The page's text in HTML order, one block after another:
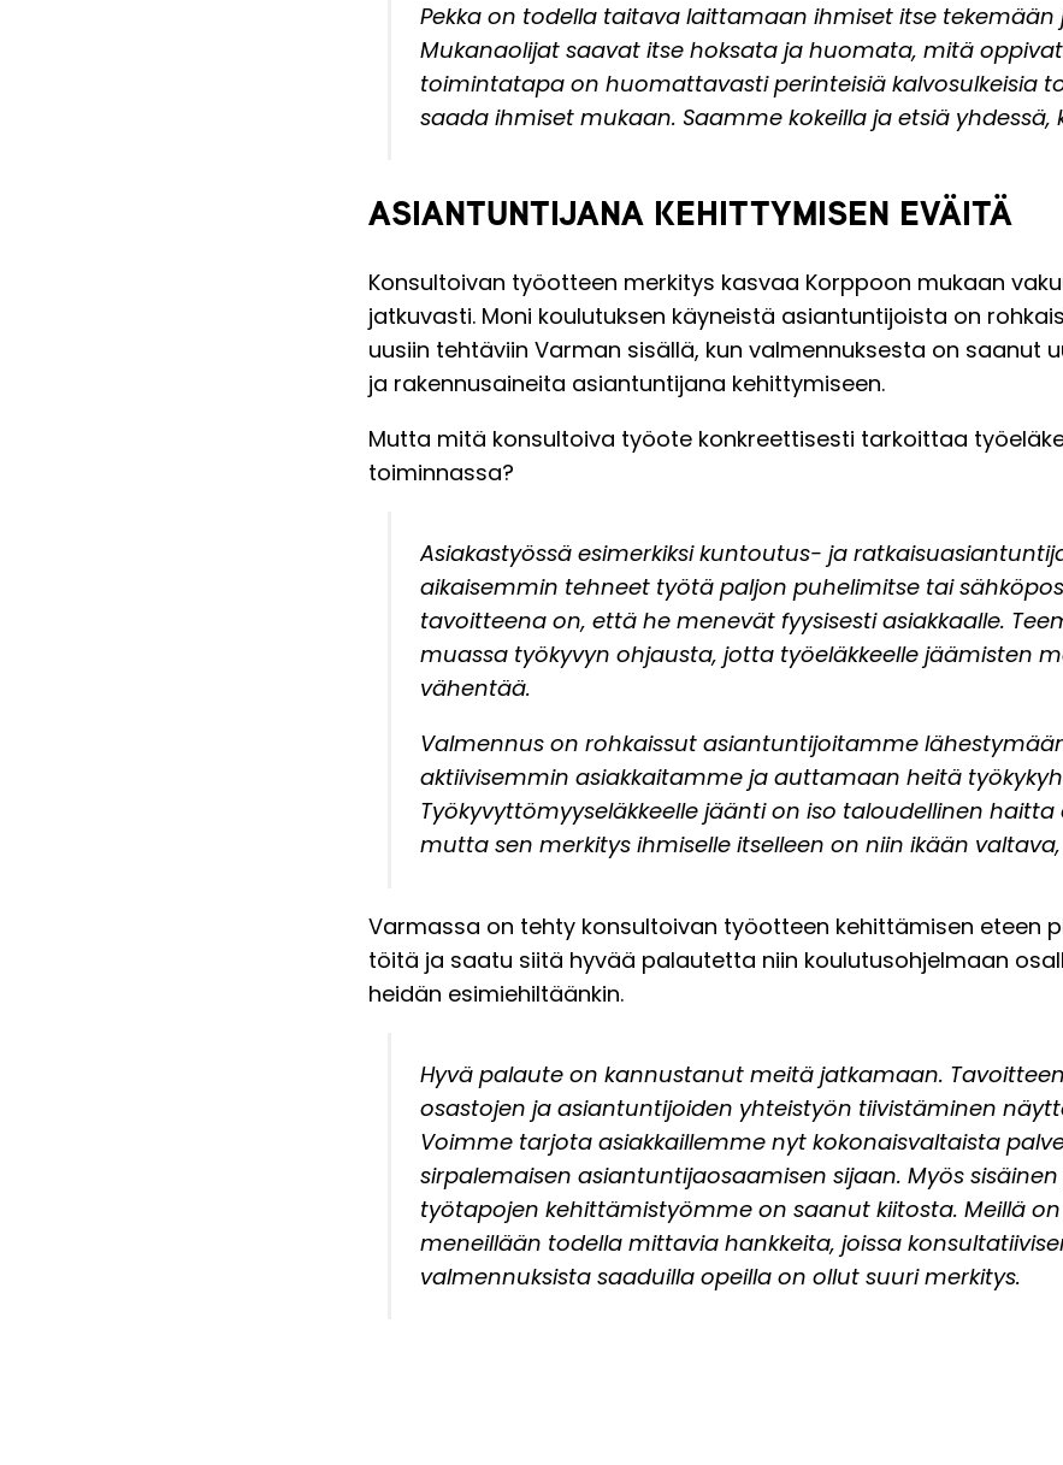
Pekka on todella taitava laittamaan ihmiset itse tekemään
Mukanaolijat saavat itse hoksata ja huomata, mitä
toimintatapa on huomattavasti perinteisiä kalvosulkeisia
saada ihmiset mukaan. Saamme kokeilla ja etsiä yhdessä,
ASIANTUNTIJANA KEHITTYMISEN EVÄITÄ
Konsultoivan työotteen merkitys kasvaa Korppoon mukaan
jatkuvasti. Moni koulutuksen käyneistä asiantuntijoista on
uusiin tehtäviin Varman sisällä, kun valmennuksesta on saanut
ja rakennusaineita asiantuntijana kehittymiseen.
Mutta mitä konsultoiva työote konkreettisesti tarkoittaa
toiminnassa?
Asiakastyössä esimerkiksi kuntoutus- ja
aikaisemmin tehneet työtä paljon puhelimitse tai
tavoitteena on, että he menevät fyysisesti asiakkaalle.
muassa työkyvyn ohjausta, jotta työeläkkeelle jäämisten
vähentää.
Valmennus on rohkaissut asiantuntijoitamme
aktiivisemmin asiakkaitamme ja auttamaan heitä
Työkyvyttömyyseläkkeelle jäänti on iso taloudellinen haitta
mutta sen merkitys ihmiselle itselleen on niin ikään
Varmassa on tehty konsultoivan työotteen kehittämisen eteen
töitä ja saatu siitä hyvää palautetta niin koulutusohjelmaan
heidän esimiehiltäänkin.
Hyvä palaute on kannustanut meitä jatkamaan.
osastojen ja asiantuntijoiden yhteistyön tiivistäminen
Voimme tarjota asiakkaillemme nyt kokonaisvaltaista
sirpalemaisen asiantuntijaosaamisen sijaan. Myös
työtapojen kehittämistyömme on saanut kiitosta. Meillä
meneillään todella mittavia hankkeita, joissa
valmennuksista saaduilla opeilla on ollut suuri merkitys.